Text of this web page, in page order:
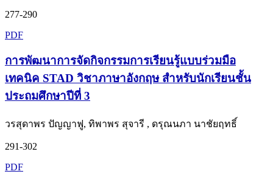
277-290
PDF
การพัฒนาการจัดกิจกรรมการเรียนรู้แบบร่วมมือ
เทคนิค STAD วิชาภาษาอังกฤษ สำหรับนักเรียนชั้น
ประถมศึกษาปีที่ 3
วรสุดาพร ปัญญาฟู, ทิพาพร สุจารี , ดรุณนภา นาชัยฤทธิ์
291-302
PDF